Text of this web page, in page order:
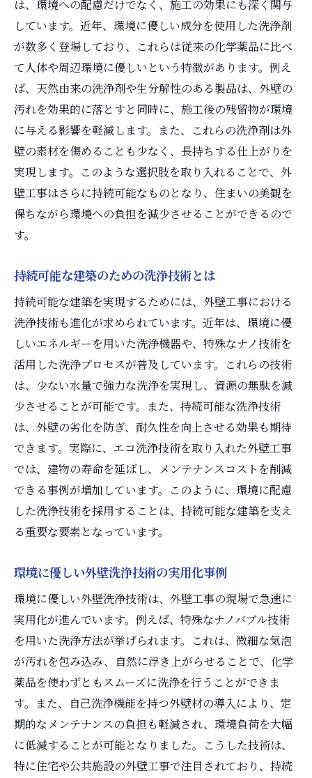
は、環境への配慮だけでなく、施工の効果にも深く関与
しています。近年、環境に優しい成分を使用した洗浄剤
が数多く登場しており、これらは従来の化学薬品に比べ
て人体や周辺環境に優しいという特徴があります。例え
ば、天然由来の洗浄剤や生分解性のある製品は、外壁の
汚れを効果的に落とすと同時に、施工後の残留物が環境
に与える影響を軽減します。また、これらの洗浄剤は外
壁の素材を傷めることも少なく、長持ちする仕上がりを
実現します。このような選択肢を取り入れることで、外
壁工事はさらに持続可能なものとなり、住まいの美観を
保ちながら環境への負担を減少させることができるので
す。
持続可能な建築のための洗浄技術とは
持続可能な建築を実現するためには、外壁工事における
洗浄技術も進化が求められています。近年は、環境に優
しいエネルギーを用いた洗浄機器や、特殊なナノ技術を
活用した洗浄プロセスが普及しています。これらの技術
は、少ない水量で強力な洗浄を実現し、資源の無駄を減
少させることが可能です。また、持続可能な洗浄技術
は、外壁の劣化を防ぎ、耐久性を向上させる効果も期待
できます。実際に、エコ洗浄技術を取り入れた外壁工事
では、建物の寿命を延ばし、メンテナンスコストを削減
できる事例が増加しています。このように、環境に配慮
した洗浄技術を採用することは、持続可能な建築を支え
る重要な要素となっています。
環境に優しい外壁洗浄技術の実用化事例
環境に優しい外壁洗浄技術は、外壁工事の現場で急速に
実用化が進んでいます。例えば、特殊なナノバブル技術
を用いた洗浄方法が挙げられます。これは、微細な気泡
が汚れを包み込み、自然に浮き上がらせることで、化学
薬品を使わずともスムーズに洗浄を行うことができま
す。また、自己洗浄機能を持つ外壁材の導入により、定
期的なメンテナンスの負担も軽減され、環境負荷を大幅
に低減することが可能となりました。こうした技術は、
特に住宅や公共施設の外壁工事で注目されており、持続